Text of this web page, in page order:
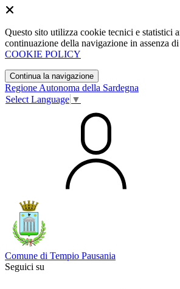
Questo sito utilizza cookie tecnici e statistici
continuazione della navigazione in assenza
COOKIE POLICY
Continua la navigazione
Regione Autonoma della Sardegna
Select Language ▼
Comune di Tempio Pausania
Seguici su